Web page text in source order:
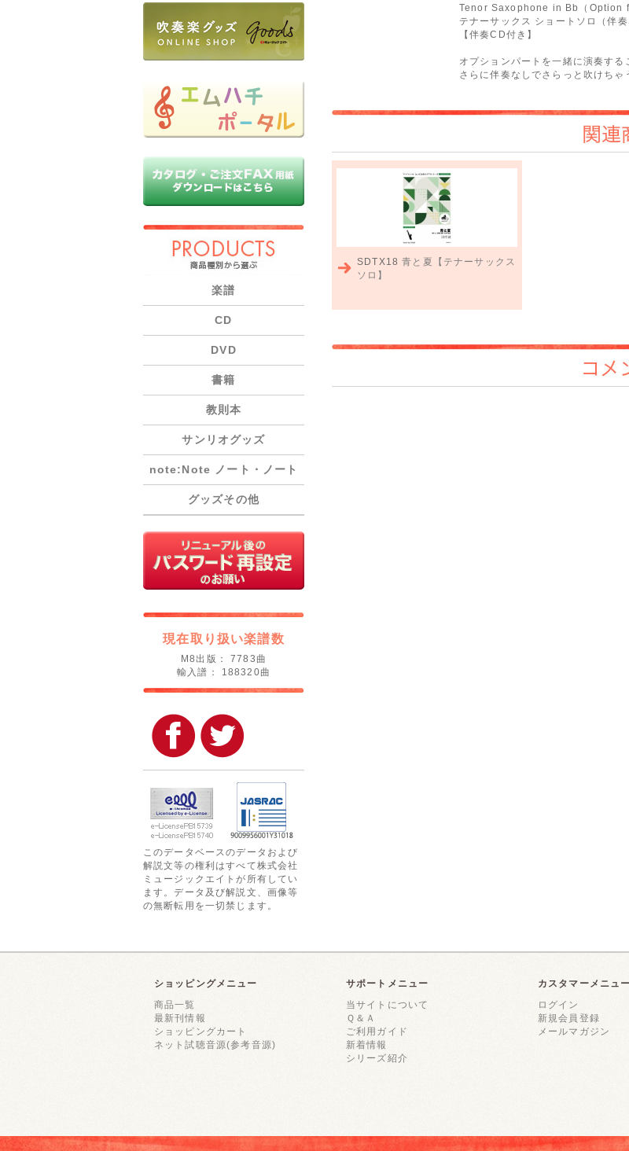
楽譜
CD
DVD
書籍
教則本
サンリオグッズ
note:Note ノート・ノート
グッズその他
現在取り扱い楽譜数
M8出版： 7783曲
輸入譜： 188320曲
このデータベースのデータおよび
解説文等の権利はすべて株式会社
ミュージックエイトが所有してい
ます。データ及び解説文、画像等
の無断転用を一切禁じます。
Tenor Saxophone in Bb（Option
テナーサックス ショートソロ（伴奏
【伴奏CD付き】
オプションパートを一緒に演奏す
さらに伴奏なしでさらっと吹けちゃ
関連商品
SDTX18青と夏【テナーサックス
ソロ】
コメント
ショッピングメニュー
商品一覧
最新刊情報
ショッピングカート
ネット試聴音源(参考音源)
サポートメニュー
当サイトについて
Ｑ＆Ａ
ご利用ガイド
新着情報
シリーズ紹介
カスタマーメニュー
ログイン
新規会員登録
メールマガジン